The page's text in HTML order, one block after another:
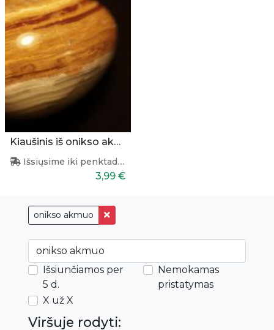
onikso akmuo
Išsiunčiamos per
5 d.
Nemokamas
pristatymas
X už X
Viršuje rodyti:
Kiaušinis iš onikso akmens
Išsiųsime iki penktadienio
3,99 €